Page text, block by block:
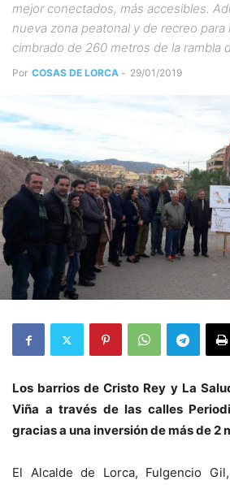
mejor conectados, más accesibles.
nueva zona peatonal y de recreo para
cimbrado de 260 metros de la rambla
Por COSAS DE LORCA - 29/01/2019
Los barrios de Cristo Rey y La
Viña a través de las calles
gracias a una inversión de más de 2
El Alcalde de Lorca, Fulgencio